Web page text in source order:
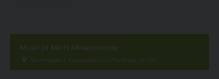
Musti ja Mirri Ahvenanmaa
Sparvägen 1, Kauppakeskus Maxinge, Jomala